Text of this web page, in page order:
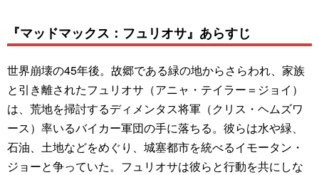
『マッドマックス：フュリオサ』あらすじ
世界崩壊の45年後。故郷である緑の地からさらわれ、家族
と引き離されたフュリオサ（アニャ・テイラー＝ジョイ）
は、荒地を掃討するディメンタス将軍（クリス・ヘムズワ
ース）率いるバイカー軍団の手に落ちる。彼らは水や緑、
石油、土地などをめぐり、城塞都市を統べるイモータン・
ジョーと争っていた。フュリオサは彼らと行動を共にしな